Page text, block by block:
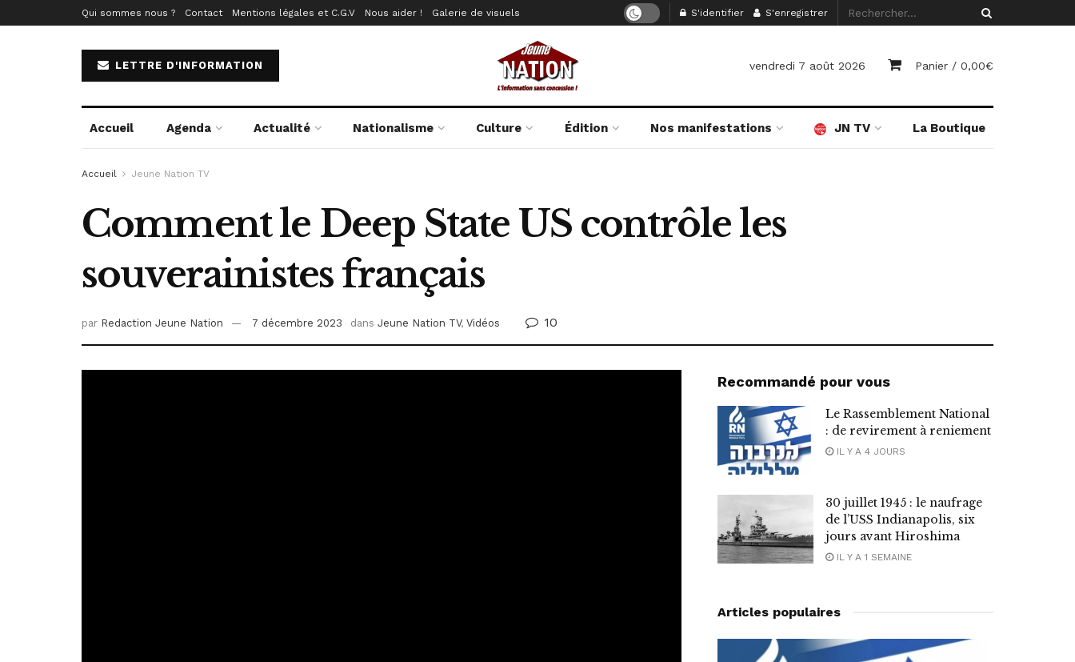
Qui sommes nous ? Contact Mentions légales et C.G.V Nous aider ! Galerie de visuels S'identifier S'enregistrer
LETTRE D'INFORMATION vendredi 7 août 2026 Panier / 0,00€
Accueil Agenda Actualité Nationalisme Culture Édition Nos manifestations JN TV La Boutique
Accueil Jeune Nation TV
Comment le Deep State US contrôle les
souverainistes français
par Redaction Jeune Nation 7 décembre 2023 dans Jeune Nation TV, Vidéos 10
Recommandé pour vous
Le Rassemblement National
: de revirement à reniement
IL Y A 4 JOURS
30 juillet 1945 : le naufrage
de l’USS Indianapolis, six
jours avant Hiroshima
IL Y A 1 SEMAINE
Articles populaires